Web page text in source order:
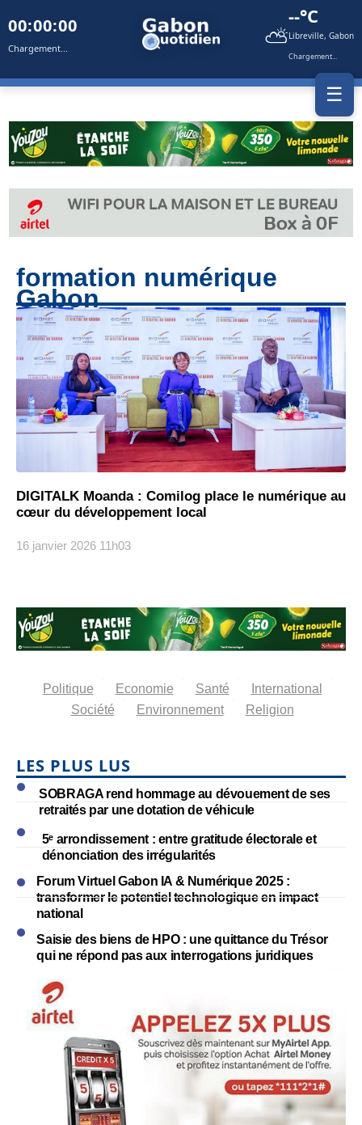
00:00:00
Chargement... ⛅
--°C
Libreville, Gabon
Chargement...
☰
formation numérique
Gabon
DIGITALK Moanda : Comilog place le numérique au
cœur du développement local
16 janvier 2026 11h03
Politique Economie Santé
International
Société
Environnement Religion
LES PLUS LUS
SOBRAGA rend hommage au dévouement de ses
retraités par une dotation de véhicule
5ᵉ arrondissement : entre gratitude électorale et
dénonciation des irrégularités
Forum Virtuel Gabon IA & Numérique 2025 :
transformer le potentiel technologique en impact
national
Saisie des biens de HPO : une quittance du Trésor
qui ne répond pas aux interrogations juridiques